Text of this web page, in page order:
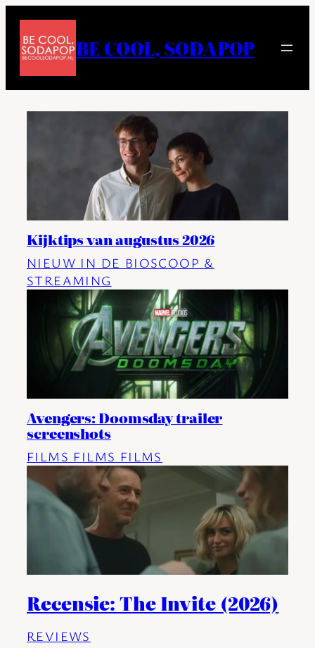
naar
inhoud
BE COOL, SODAPOP
Kijktips van augustus 2026
NIEUW IN DE BIOSCOOP &
STREAMING
Avengers: Doomsday trailer
screenshots
FILMS FILMS FILMS
Recensie: The Invite (2026)
REVIEWS